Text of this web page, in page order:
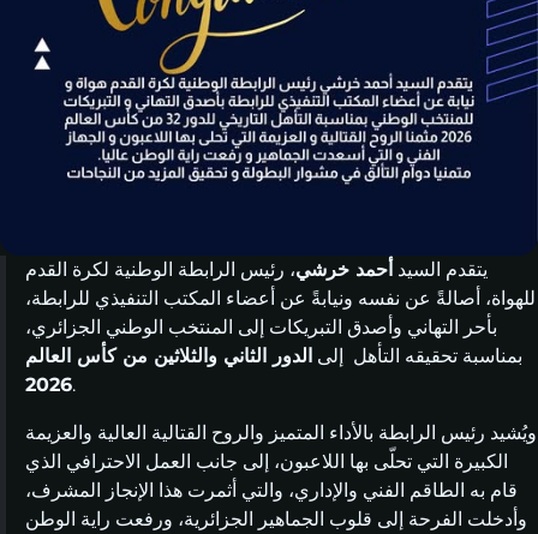
يتقدم السيد أحمد خرشي، رئيس الرابطة الوطنية لكرة القدم
للهواة، أصالةً عن نفسه ونيابةً عن أعضاء المكتب التنفيذي للرابطة،
بأحر التهاني وأصدق التبريكات إلى المنتخب الوطني الجزائري،
بمناسبة تحقيقه التأهل إلى الدور الثاني والثلاثين من كأس العالم
2026.
ويُشيد رئيس الرابطة بالأداء المتميز والروح القتالية العالية والعزيمة
الكبيرة التي تحلّى بها اللاعبون، إلى جانب العمل الاحترافي الذي
قام به الطاقم الفني والإداري، والتي أثمرت هذا الإنجاز المشرف،
وأدخلت الفرحة إلى قلوب الجماهير الجزائرية، ورفعت راية الوطن